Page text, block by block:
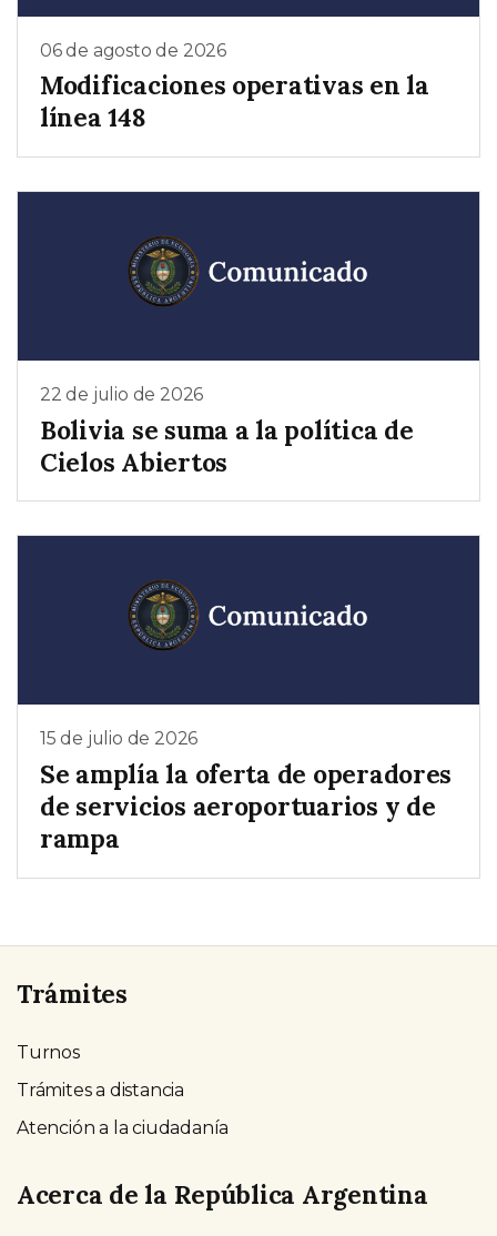
06 de agosto de 2026
Modificaciones operativas en la
línea 148
22 de julio de 2026
Bolivia se suma a la política de
Cielos Abiertos
15 de julio de 2026
Se amplía la oferta de operadores
de servicios aeroportuarios y de
rampa
Trámites
Turnos
Trámites a distancia
Atención a la ciudadanía
Acerca de la República Argentina